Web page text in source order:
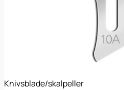
Knivsblade/skalpeller